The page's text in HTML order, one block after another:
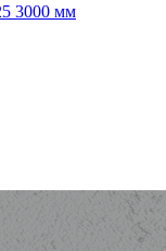
3000 мм